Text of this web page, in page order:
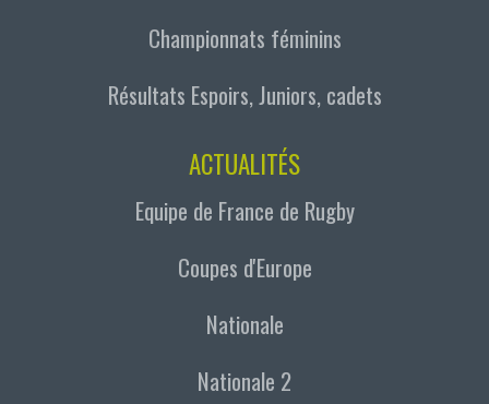
Championnats féminins
Résultats Espoirs, Juniors, cadets
ACTUALITÉS
Equipe de France de Rugby
Coupes d'Europe
Nationale
Nationale 2